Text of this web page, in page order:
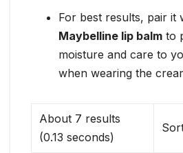
For best results, pair it
Maybelline lip balm to
moisture and care to
when wearing the
About 7 results
(0.13 seconds)